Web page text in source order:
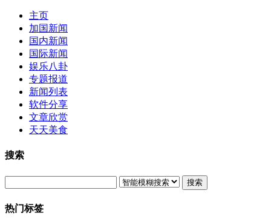
主页
加国新闻
国内新闻
国际新闻
娱乐八卦
专题报道
新闻列表
软件分享
文章欣赏
天天美食
搜索
搜索
热门标签